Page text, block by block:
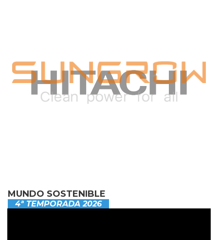
MUNDO SOSTENIBLE
4ª TEMPORADA 2026